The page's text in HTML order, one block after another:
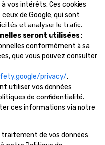
vos intérêts. Ces cookies
de Google, qui sont
et analyser le trafic.
seront utilisées:
conformément à sa
que vous pouvez consulter
privacy/.
utiliser vos données
de confidentialité.
ces informations via notre
de vos données